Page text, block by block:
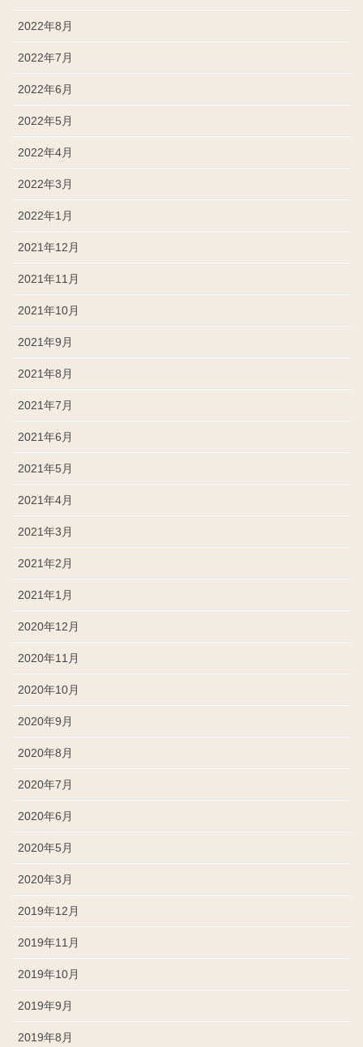
2022年8月
2022年7月
2022年6月
2022年5月
2022年4月
2022年3月
2022年1月
2021年12月
2021年11月
2021年10月
2021年9月
2021年8月
2021年7月
2021年6月
2021年5月
2021年4月
2021年3月
2021年2月
2021年1月
2020年12月
2020年11月
2020年10月
2020年9月
2020年8月
2020年7月
2020年6月
2020年5月
2020年3月
2019年12月
2019年11月
2019年10月
2019年9月
2019年8月